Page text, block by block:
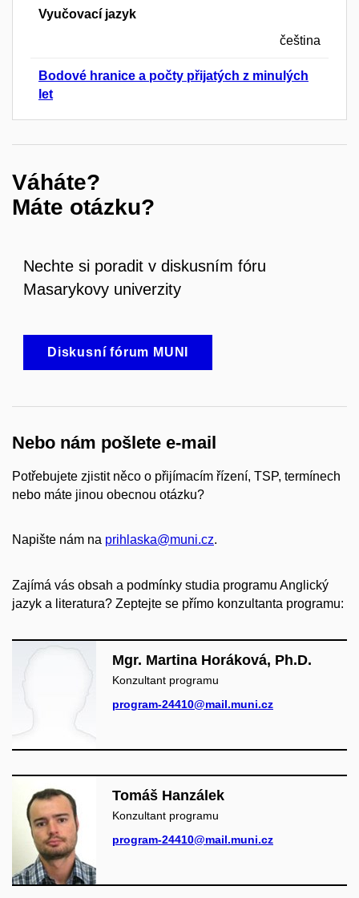
Vyučovací jazyk
čeština
Bodové hranice a počty přijatých z minulých
let
Váháte?
Máte otázku?
Nechte si poradit v diskusním fóru
Masarykovy univerzity
Diskusní fórum MUNI
Nebo nám pošlete e-mail
Potřebujete zjistit něco o přijímacím řízení, TSP, termínech
nebo máte jinou obecnou otázku?
Napište nám na prihlaska@muni.cz.
Zajímá vás obsah a podmínky studia programu Anglický
jazyk a literatura? Zeptejte se přímo konzultanta programu:
Mgr. Martina Horáková, Ph.D.
Konzultant programu
program-24410@mail.muni.cz
Tomáš Hanzálek
Konzultant programu
program-24410@mail.muni.cz